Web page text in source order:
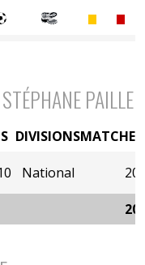
PAILLE
DIVISIONSMATCHES
National 20
20